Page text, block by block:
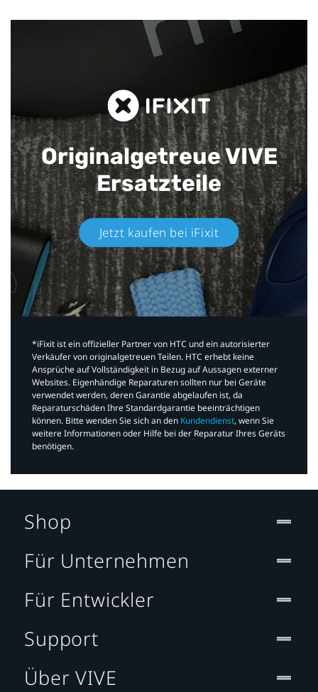
Originalgetreue VIVE
Ersatzteile
Jetzt kaufen bei iFixit​
*iFixit ist ein offizieller Partner von HTC und ein autorisierter
Verkäufer von originalgetreuen Teilen. HTC erhebt keine
Ansprüche auf Vollständigkeit in Bezug auf Aussagen externer
Websites. Eigenhändige Reparaturen sollten nur bei Geräte
verwendet werden, deren Garantie abgelaufen ist, da
Reparaturschäden Ihre Standardgarantie beeinträchtigen
können. Bitte wenden Sie sich an den Kundendienst, wenn Sie
weitere Informationen oder Hilfe bei der Reparatur Ihres Geräts
benötigen.​
Shop
Für Unternehmen
Für Entwickler
Support
Über VIVE